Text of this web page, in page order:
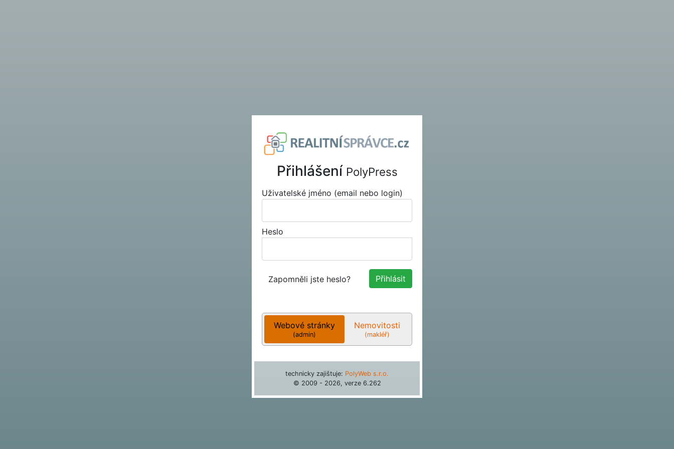
Přihlášení PolyPress
Uživatelské jméno (email nebo login)
Heslo
Zapomněli jste heslo?
Webové stránky
(admin)
Nemovitosti
(makléř)
technicky zajištuje: PolyWeb s.r.o.
© 2009 - 2026, verze 6.262